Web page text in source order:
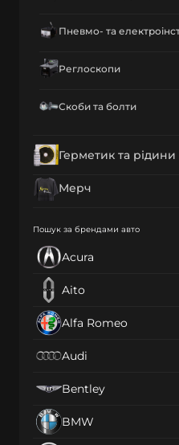
Пневмо- та
Реглоскопи
Скоби та болти
Герметик та рідини
Мерч
Пошук за брендами авто
Acura
Aito
Alfa Romeo
Audi
Bentley
BMW